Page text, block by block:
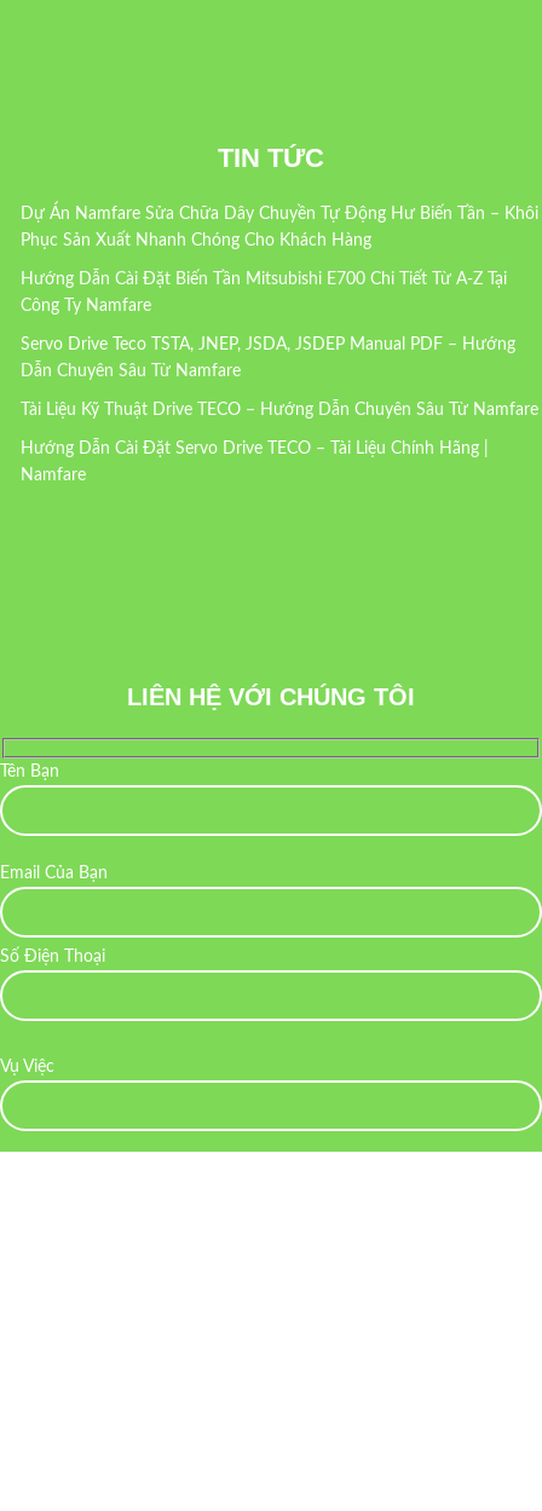
TIN TỨC
Dự Án Namfare Sửa Chữa Dây Chuyền Tự Động Hư Biến Tần – Khôi
Phục Sản Xuất Nhanh Chóng Cho Khách Hàng
Hướng Dẫn Cài Đặt Biến Tần Mitsubishi E700 Chi Tiết Từ A-Z Tại
Công Ty Namfare
Servo Drive Teco TSTA, JNEP, JSDA, JSDEP Manual PDF – Hướng
Dẫn Chuyên Sâu Từ Namfare
Tài Liệu Kỹ Thuật Drive TECO – Hướng Dẫn Chuyên Sâu Từ Namfare
Hướng Dẫn Cài Đặt Servo Drive TECO – Tài Liệu Chính Hãng |
Namfare
LIÊN HỆ VỚI CHÚNG TÔI
Tên Bạn
Email Của Bạn
Số Điện Thoại
Vụ Việc